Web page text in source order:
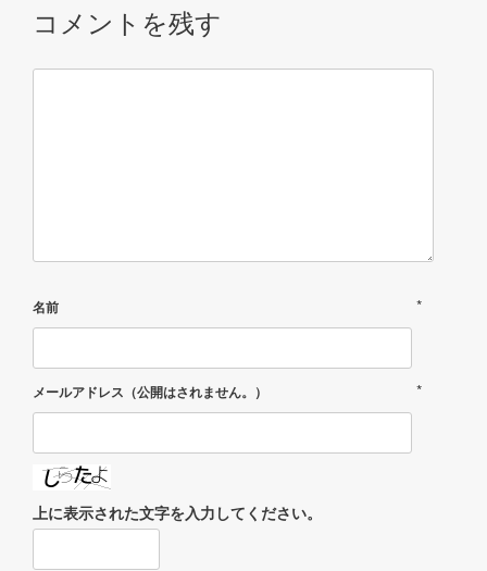
コメントを残す
名前 *
メールアドレス（公開はされません。） *
上に表示された文字を入力してください。